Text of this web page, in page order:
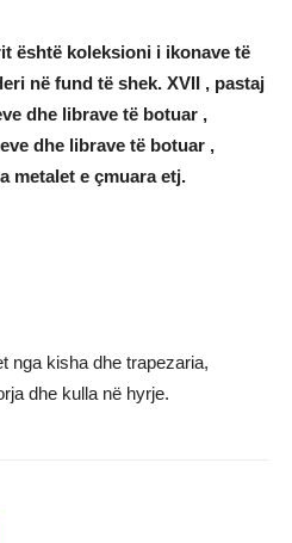
është koleksioni i ikonave të
në fund të shek. XVII , pastaj
dhe librave të botuar ,
dhe librave të botuar ,
metalet e çmuara etj.
nga kisha dhe trapezaria,
dhe kulla në hyrje.